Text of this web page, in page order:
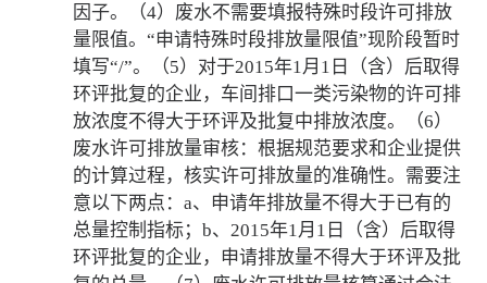
因子。（4）废水不需要填报特殊时段许可排放
量限值。“申请特殊时段排放量限值”现阶段暂时
填写“/”。（5）对于2015年1月1日（含）后取得
环评批复的企业，车间排口一类污染物的许可排
放浓度不得大于环评及批复中排放浓度。（6）
废水许可排放量审核：根据规范要求和企业提供
的计算过程，核实许可排放量的准确性。需要注
意以下两点：a、申请年排放量不得大于已有的
总量控制指标；b、2015年1月1日（含）后取得
环评批复的企业，申请排放量不得大于环评及批